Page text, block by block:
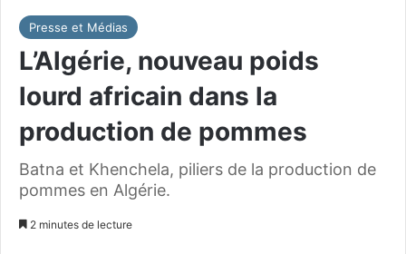
Presse et Médias
L’Algérie, nouveau poids
lourd africain dans la
production de pommes
Batna et Khenchela, piliers de la production de
pommes en Algérie.
2 minutes de lecture